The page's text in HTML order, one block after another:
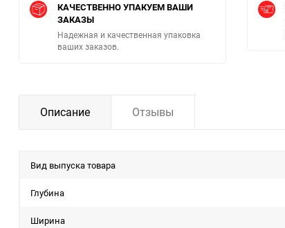
КАЧЕСТВЕННО УПАКУЕМ ВАШИ
ЗАКАЗЫ
Надежная и качественная упаковка
ваших заказов.
Описание Отзывы
Вид выпуска товара
Глубина
Ширина